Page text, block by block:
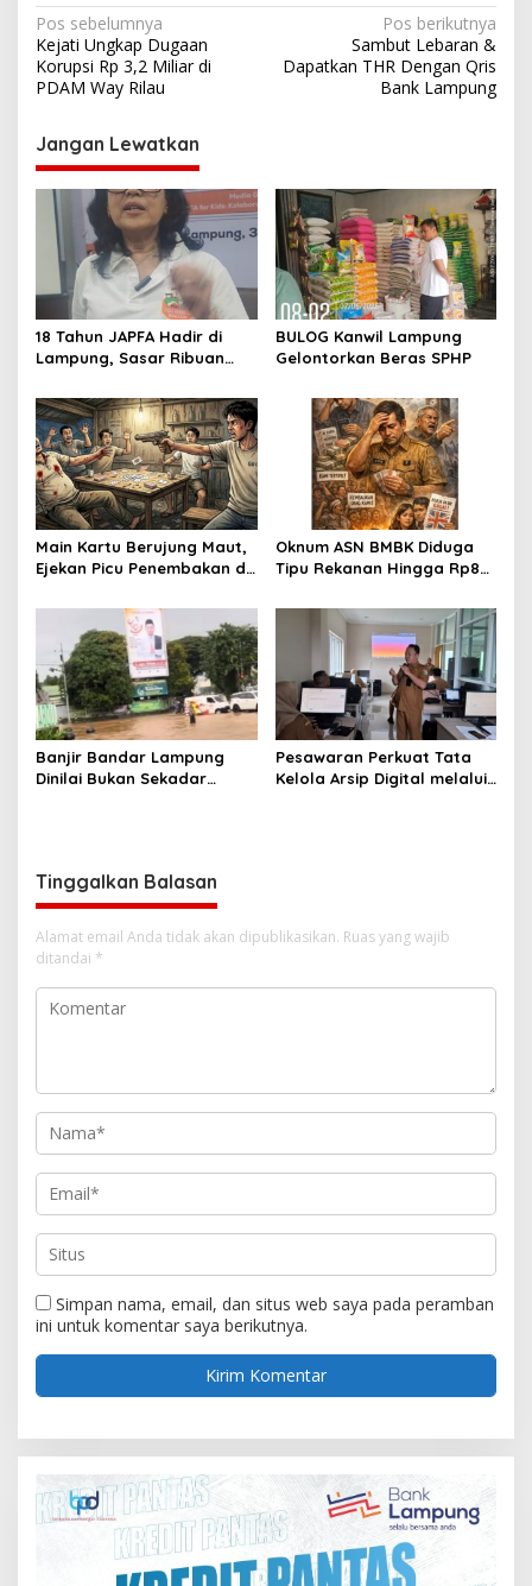
N
a
v
i
g
a
p
o
s
Pos sebelumnya
Kejati Ungkap Dugaan
Korupsi Rp 3,2 Miliar di
PDAM Way Rilau
Pos berikutnya
Sambut Lebaran &
Dapatkan THR Dengan Qris
Bank Lampung
Jangan Lewatkan
18 Tahun JAPFA Hadir di
Lampung, Sasar Ribuan
Sehat
BULOG Kanwil Lampung
Gelontorkan Beras SPHP
Main Kartu Berujung Maut,
Ejekan Picu Penembakan di
Oknum ASN BMBK Diduga
Tipu Rekanan Hingga Rp8
Banjir Bandar Lampung
Dinilai Bukan Sekadar
Pesawaran Perkuat Tata
Kelola Arsip Digital melalui
Tinggalkan Balasan
Alamat email Anda tidak akan dipublikasikan. Ruas yang wajib
ditandai *
Simpan nama, email, dan situs web saya pada peramban
ini untuk komentar saya berikutnya.